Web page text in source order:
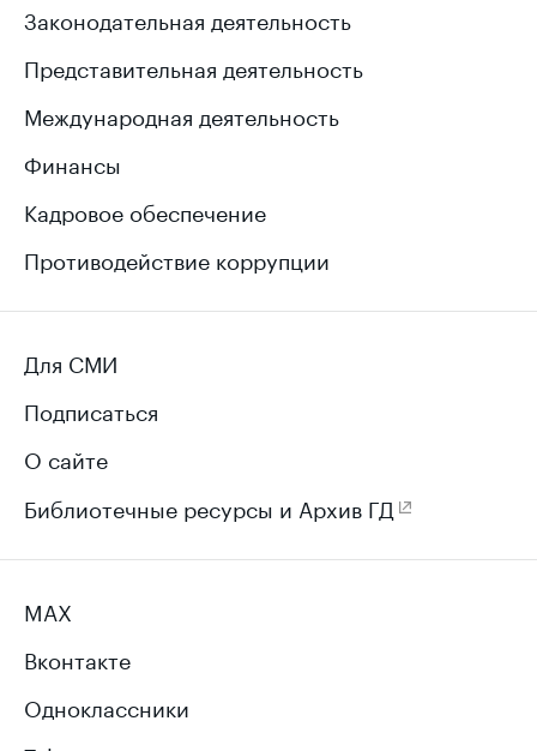
Законодательная деятельность
Представительная деятельность
Международная деятельность
Финансы
Кадровое обеспечение
Противодействие коррупции
Для СМИ
Подписаться
О сайте
Библиотечные ресурсы и Архив ГД
MAX
Вконтакте
Одноклассники